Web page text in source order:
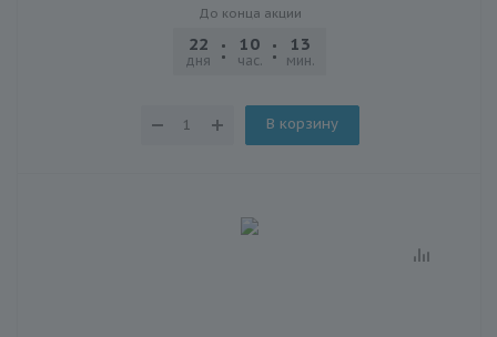
До конца акции
22
дня
10
час.
13
мин.
В корзину